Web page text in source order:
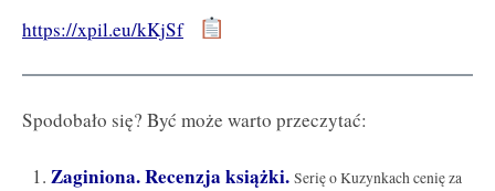
https://xpil.eu/kKjSf
Spodobało się? Być może warto przeczytać:
Zaginiona. Recenzja książki. Serię o Kuzynkach cenię za